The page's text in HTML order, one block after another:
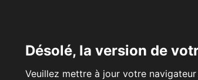
Désolé, la version de
Veuillez mettre à jour votre